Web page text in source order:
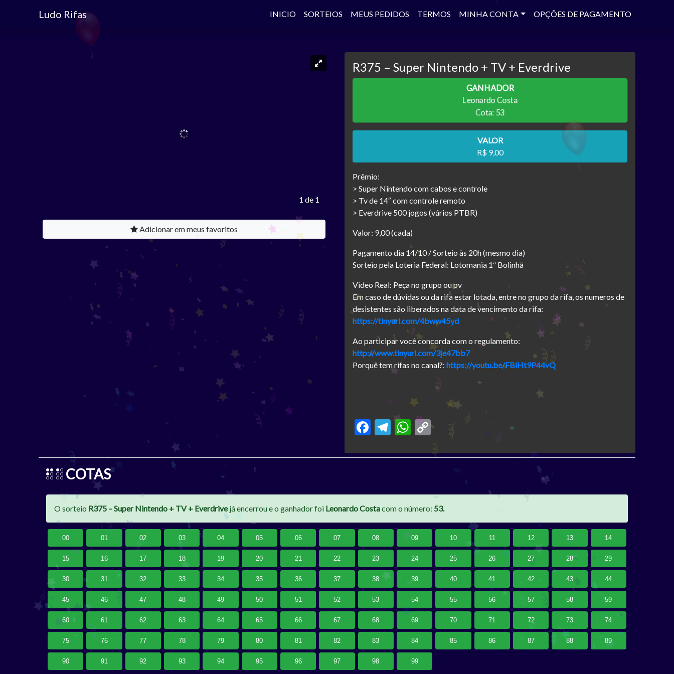
Ludo Rifas INICIO SORTEIOS MEUS PEDIDOS TERMOS MINHA CONTA OPÇÕES DE PAGAMENTO
1 de 1
Adicionar em meus favoritos
R375 – Super Nintendo + TV + Everdrive
GANHADOR
Leonardo Costa
Cota: 53
VALOR
R$ 9,00
Prêmio:
> Super Nintendo com cabos e controle
> Tv de 14″ com controle remoto
> Everdrive 500 jogos (vários PTBR)
Valor: 9,00 (cada)
Pagamento dia 14/10 / Sorteio às 20h (mesmo dia)
Sorteio pela Loteria Federal: Lotomania 1ª Bolinha
Video Real: Peça no grupo ou pv
Em caso de dúvidas ou da rifa estar lotada, entre no grupo da rifa, os numeros de
desistentes são liberados na data de vencimento da rifa:
https://tinyurl.com/4bww45yd
Ao participar você concorda com o regulamento:
http://www.tinyurl.com/3je47bb7
Porquê tem rifas no canal?: https://youtu.be/FBiHt9P44vQ
Facebook
Telegram
WhatsApp
Copy
Link
COTAS
O sorteio R375 – Super Nintendo + TV + Everdrivejá encerrou e o ganhador foi Leonardo Costacom o número: 53.
00 01 02 03 04 05 06 07 08 09 10 11 12 13 14
15 16 17 18 19 20 21 22 23 24 25 26 27 28 29
30 31 32 33 34 35 36 37 38 39 40 41 42 43 44
45 46 47 48 49 50 51 52 53 54 55 56 57 58 59
60 61 62 63 64 65 66 67 68 69 70 71 72 73 74
75 76 77 78 79 80 81 82 83 84 85 86 87 88 89
90 91 92 93 94 95 96 97 98 99